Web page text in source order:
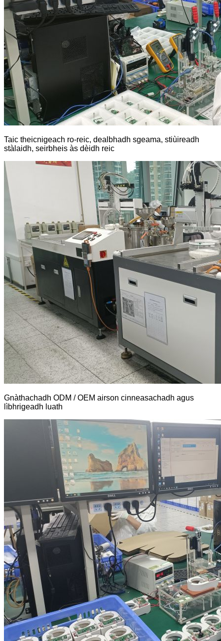
Taic theicnigeach ro-reic, dealbhadh sgeama, stiùireadh
stàlaidh, seirbheis às dèidh reic
Gnàthachadh ODM / OEM airson cinneasachadh agus
lìbhrigeadh luath